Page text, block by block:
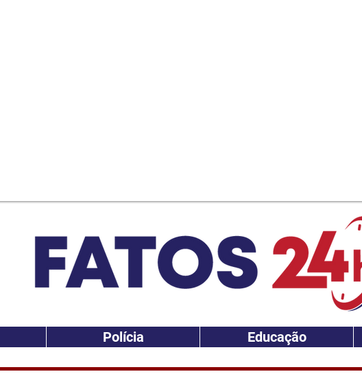
Polícia Educação